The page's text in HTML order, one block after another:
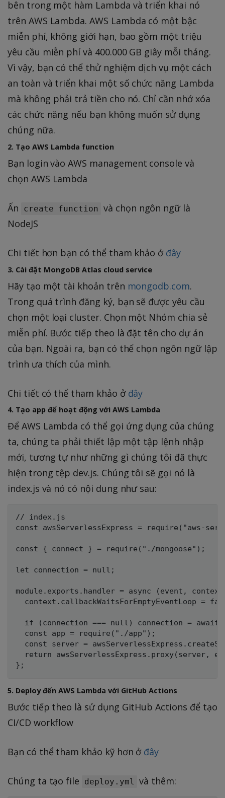
bên trong một hàm Lambda và triển khai nó
trên AWS Lambda. AWS Lambda có một bậc
miễn phí, không giới hạn, bao gồm một triệu
yêu cầu miễn phí và 400.000 GB giây mỗi tháng.
Vì vậy, bạn có thể thử nghiệm dịch vụ một cách
an toàn và triển khai một số chức năng Lambda
mà không phải trả tiền cho nó. Chỉ cần nhớ xóa
các chức năng nếu bạn không muốn sử dụng
chúng nữa.
2. Tạo AWS Lambda function
Bạn login vào AWS management console và
chọn AWS Lambda
Ấn create function và chọn ngôn ngữ là
NodeJS
Chi tiết hơn bạn có thể tham khảo ở đây
3. Cài đặt MongoDB Atlas cloud service
Hãy tạo một tài khoản trên mongodb.com.
Trong quá trình đăng ký, bạn sẽ được yêu cầu
chọn một loại cluster. Chọn một Nhóm chia sẻ
miễn phí. Bước tiếp theo là đặt tên cho dự án
của bạn. Ngoài ra, bạn có thể chọn ngôn ngữ lập
trình ưa thích của mình.
Chi tiết có thể tham khảo ở đây
4. Tạo app để hoạt động với AWS Lambda
Để AWS Lambda có thể gọi ứng dụng của chúng
ta, chúng ta phải thiết lập một tập lệnh nhập
mới, tương tự như những gì chúng tôi đã thực
hiện trong tệp dev.js. Chúng tôi sẽ gọi nó là
index.js và nó có nội dung như sau:
// index.js
const awsServerlessExpress = require("aws-
const { connect } = require("./mongoose");
let connection = null;
module.exports.handler = async (event,
context.callbackWaitsForEmptyEventLoop =
if (connection === null) connection = await
  const app = require("./app");
const server =
return awsServerlessExpress.proxy(server,
5. Deploy đến AWS Lambda với GitHub Actions
Bước tiếp theo là sử dụng GitHub Actions để tạo
CI/CD workflow
Bạn có thể tham khảo kỹ hơn ở đây
Chúng ta tạo file deploy.yml và thêm: